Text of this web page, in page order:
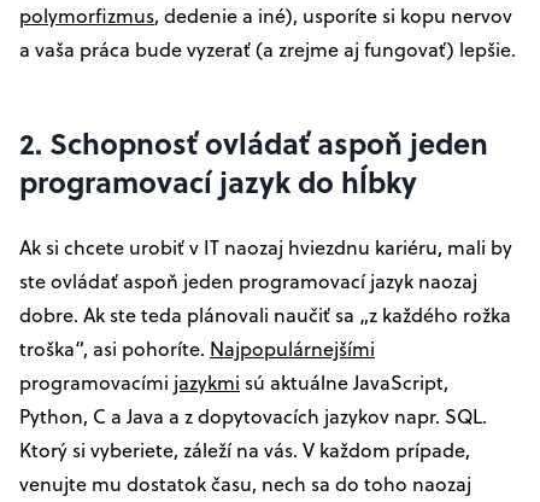
polymorfizmus, dedenie a iné), usporíte si kopu nervov
a vaša práca bude vyzerať (a zrejme aj fungovať) lepšie.
2. Schopnosť ovládať aspoň jeden
programovací jazyk do hĺbky
Ak si chcete urobiť v IT naozaj hviezdnu kariéru, mali by
ste ovládať aspoň jeden programovací jazyk naozaj
dobre. Ak ste teda plánovali naučiť sa „z každého rožka
troška“, asi pohoríte. Najpopulárnejšími
programovacími jazykmi sú aktuálne JavaScript,
Python, C a Java a z dopytovacích jazykov napr. SQL.
Ktorý si vyberiete, záleží na vás. V každom prípade,
venujte mu dostatok času, nech sa do toho naozaj